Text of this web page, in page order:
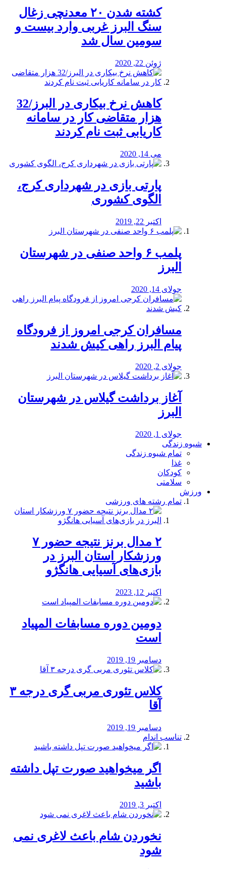
کشته شدن ۲۰ معدنچی زغال
سنگ البرز غربی وارد بیست و
سومین سال شد
ژوئن 22, 2020
کاهش نرخ بیکاری در البرز/32
هزار متقاضی کار در سامانه
کاریابی ثبت نام کردند
می 14, 2020
پارتی بازی در شهرداری کرج،
الگوی کشوری
اکتبر 22, 2019
پلمب ۶ واحد صنفی در شهرستان
البرز
جولای 14, 2020
مسافران کرجی امروز از فرودگاه
پیام البرز راهی کیش شدند
جولای 2, 2020
آغاز برداشت گیلاس در شهرستان
البرز
جولای 1, 2020
شیوه زندگی
تمام شیوه زندگی
غذا
کودکان
سلامتی
ورزش
تمام رشته های ورزشی
۲ مدال برنز نتیجه حضور ۷
ورزشکار استان البرز در
بازی‌های آسیایی هانگژو
اکتبر 12, 2023
دومین دوره مسابفات المپیاد
است
دسامبر 19, 2019
کلاس تئوری مربی گری درجه ۳
آقا
دسامبر 19, 2019
تناسب اندام
اگر میخواهید صورت تپل داشته
باشید
اکتبر 3, 2019
نخوردن شام باعث لاغری نمی
‌شود